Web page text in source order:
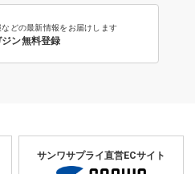
どの最新情報をお届けします
ン無料登録
サンワサプライ直営ECサイト